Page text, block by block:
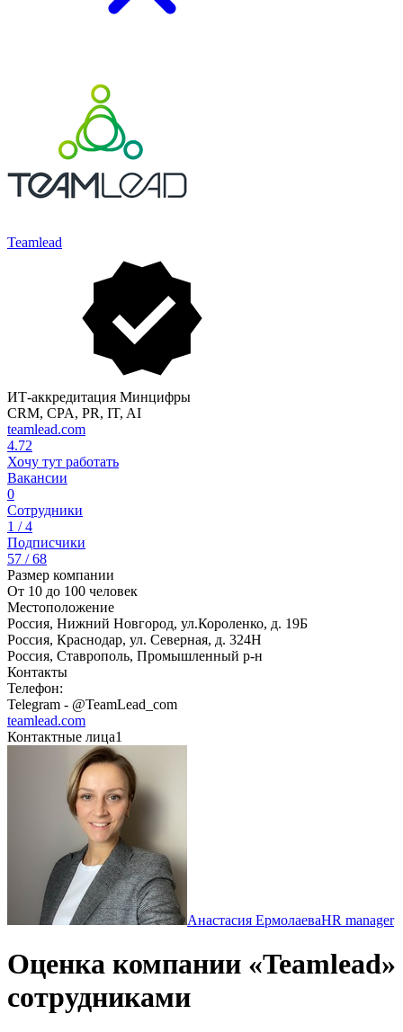
Teamlead
ИТ-аккредитация Минцифры
CRM, CPA, PR, IT, AI
teamlead.com
4.72
Хочу тут работать
Вакансии
0
Сотрудники
1 / 4
Подписчики
57 / 68
Размер компании
От 10 до 100 человек
Местоположение
Россия, Нижний Новгород, ул.Короленко, д. 19Б
Россия, Краснодар, ул. Северная, д. 324Н
Россия, Ставрополь, Промышленный р-н
Контакты
Телефон:
Telegram - @TeamLead_com
teamlead.com
Контактные лица1
Анастасия ЕрмолаеваHR manager
Оценка компании «Teamlead»
сотрудниками